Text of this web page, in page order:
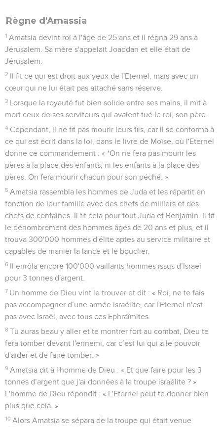
Règne d'Amassia
1 Amatsia devint roi à l'âge de 25 ans et il régna 29 ans à
Jérusalem. Sa mère s'appelait Joaddan et elle était de
Jérusalem.
2 Il fit ce qui est droit aux yeux de l'Eternel, mais avec un
cœur qui ne lui était pas attaché sans réserve.
3 Lorsque la royauté fut bien solide entre ses mains, il mit à
mort ceux de ses serviteurs qui avaient tué le roi, son père.
4 Cependant, il ne fit pas mourir leurs fils, car il se conforma à
ce qui est écrit dans la loi, dans le livre de Moïse, où l'Eternel
donne ce commandement : « *On ne fera pas mourir les
pères à la place des enfants, ni les enfants à la place des
pères. On fera mourir chacun pour son péché. »
5 Amatsia rassembla les hommes de Juda et les répartit en
fonction de leur famille avec des chefs de milliers et des
chefs de centaines. Il fit cela pour tout Juda et Benjamin. Il fit
le dénombrement des hommes âgés de 20 ans et plus, et il
trouva 300'000 hommes d'élite aptes au service militaire et
capables de manier la lance et le bouclier.
6 Il enrôla encore 100'000 vaillants hommes issus d’Israël
pour 3 tonnes d'argent.
7 Un homme de Dieu vint le trouver et dit : « Roi, ne te fais
pas accompagner d’une armée israélite, car l'Eternel n'est
pas avec Israël, avec tous ces Ephraïmites.
8 Tu auras beau y aller et te montrer fort au combat, Dieu te
fera tomber devant l'ennemi, car c’est lui qui a le pouvoir
d'aider et de faire tomber. »
9 Amatsia dit à l'homme de Dieu : « Et que faire pour les 3
tonnes d’argent que j'ai données à la troupe israélite ? »
L'homme de Dieu répondit : « L'Eternel peut te donner bien
plus que cela. »
10 Alors Amatsia se sépara de la troupe qui était venue